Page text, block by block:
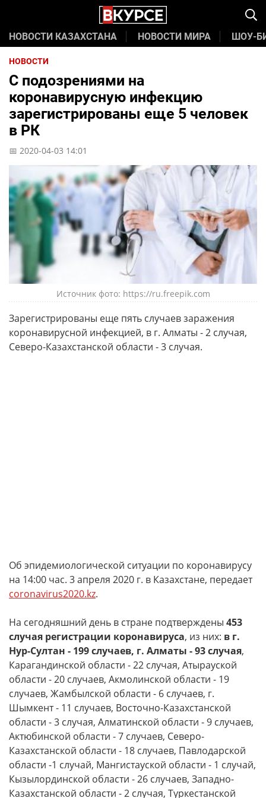
НОВОСТИ КАЗАХСТАНА НОВОСТИ МИРА ШОУ-
НОВОСТИ
С подозрениями на
коронавирусную инфекцию
зарегистрированы еще 5 человек
в РК
📅 2020-04-03 14:01
Источник фото: https://ru.freepik.com
Зарегистрированы еще пять случаев заражения
коронавирусной инфекцией, в г. Алматы - 2 случая,
Северо-Казахстанской области - 3 случая.
Об эпидемиологической ситуации по коронавирусу
на 14:00 час. 3 апреля 2020 г. в Казахстане, передает
coronavirus2020.kz.
На сегодняшний день в стране подтверждены 453
случая регистрации коронавируса, из них: в г.
Нур-Султан - 199 случаев, г. Алматы - 93 случая,
Карагандинской области - 22 случая, Атырауской
области - 20 случаев, Акмолинской области - 19
случаев, Жамбылской области - 6 случаев, г.
Шымкент - 11 случаев, Восточно-Казахстанской
области - 3 случая, Алматинской области - 9 случаев,
Актюбинской области - 7 случаев, Северо-
Казахстанской области - 18 случаев, Павлодарской
области -1 случай, Мангистауской области - 1 случай,
Кызылординской области - 26 случаев, Западно-
Казахстанской области - 2 случая, Туркестанской